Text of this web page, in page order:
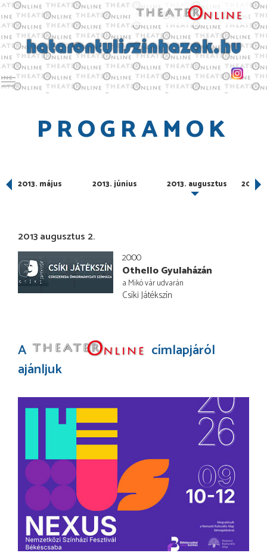
Toggle main menu visibility
PROGRAMOK
2013. május 2013. június 2013. augusztus 2013.
2013 augusztus 2.
20:00
Othello Gyulaházán
a Mikó vár udvarán
Csíki Játékszín
A
címlapjáról
ajánljuk